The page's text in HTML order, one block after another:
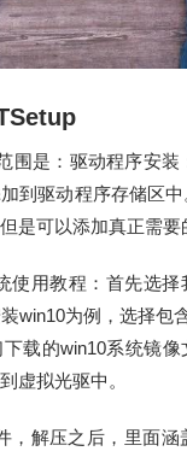
围是：驱动程序安装
到驱动程序存储区
是可以添加真正需要
使用教程：首先选
win10为例，选择包
载的win10系统镜像
虚拟光驱中。
，解压之后，里面涵